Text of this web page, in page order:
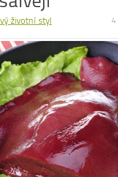
životní styl 4